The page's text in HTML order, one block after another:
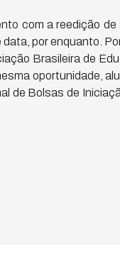
com a reedição
por enquanto.
Brasileira de
oportunidade,
de Bolsas de